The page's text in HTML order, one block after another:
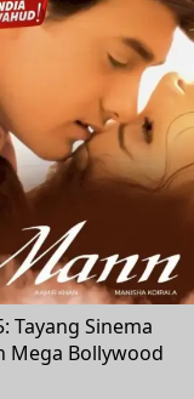
Tayang Sinema
Mega Bollywood